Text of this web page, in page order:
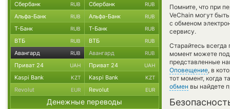
Помните, что при
VeChain могут
с обменом
сервису.
Старайтесь
момент можете
представленные
Оповещение, в
тот момент, когда
обмен вы найдете
Сбербанк RUB Сбербанк RUB
Альфа-Банк RUB Альфа-Банк RUB
Т-Банк RUB Т-Банк RUB
ВТБ RUB ВТБ RUB
Авангард RUB Авангард RUB
Приват 24 UAH Приват 24 UAH
Kaspi Bank KZT Kaspi Bank KZT
Revolut EUR Revolut EUR
Денежные переводы